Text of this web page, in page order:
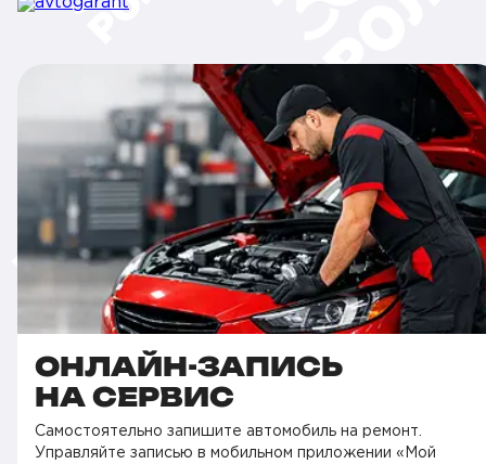
ОНЛАЙН-ЗАПИСЬ
НА СЕРВИС
Самостоятельно запишите автомобиль на ремонт.
Управляйте записью в мобильном приложении «Мой